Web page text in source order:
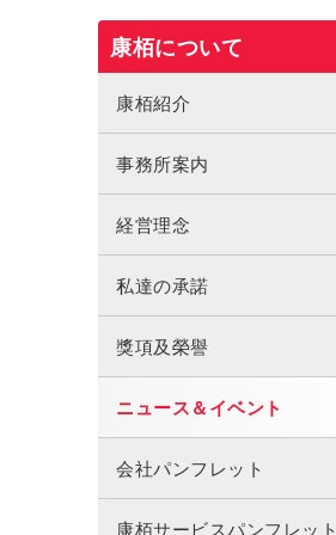
康栢について
康栢紹介
事務所案内
経営理念
私達の承諾
獎項及榮譽
ニュース＆イベント
会社パンフレット
康栢サービスパンフレット